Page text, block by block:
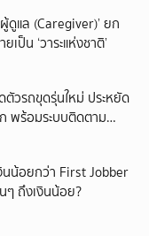
ดูแล (Caregiver)’ ยก
เป็น ‘วาระแห่งชาติ’
ตัวรถขุดรุ่นใหม่ ประหยัด
พร้อมระบบติดตาม
นน้อยกว่า First Jobber
ๆ ถึงเงินน้อย?